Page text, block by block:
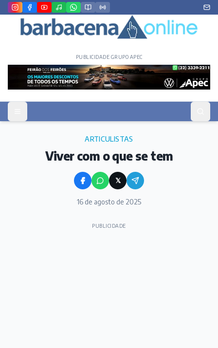
PUBLICIDADE GRUPO APEC
ARTICULISTAS
Viver com o que se tem
𝕏
16 de agosto de 2025
PUBLICIDADE